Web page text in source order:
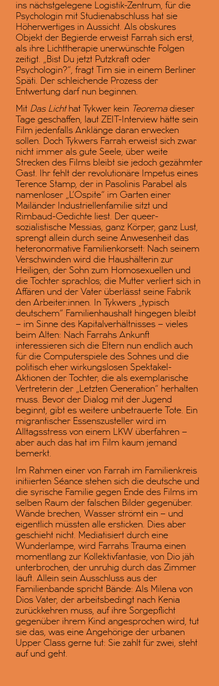
ins nächstgelegene Logistik-Zentrum, für die
Psychologin mit Studienabschluss hat sie
Höherwertiges in Aussicht. Als obskures
Objekt der Begierde erweist Farrah sich erst,
als ihre Lichttherapie unerwünschte Folgen
zeitigt. „Bist Du jetzt Putzkraft oder
Psychologin?“, fragt Tim sie in einem Berliner
Späti. Der schleichende Prozess der
Entwertung darf nun beginnen.
Mit Das Lichthat Tykwer kein Teoremadieser
Tage geschaffen, laut ZEIT-Interview hätte sein
Film jedenfalls Anklänge daran erwecken
sollen. Doch Tykwers Farrah erweist sich zwar
nicht immer als gute Seele, über weite
Strecken des Films bleibt sie jedoch gezähmter
Gast. Ihr fehlt der revolutionäre Impetus eines
Terence Stamp, der in Pasolinis Parabel als
namenloser „L’Ospite“ im Garten einer
Mailänder Industriellenfamilie sitzt und
Rimbaud-Gedichte liest. Der queer-
sozialistische Messias, ganz Körper, ganz Lust,
sprengt allein durch seine Anwesenheit das
heteronormative Familienkorsett: Nach seinem
Verschwinden wird die Haushälterin zur
Heiligen, der Sohn zum Homosexuellen und
die Tochter sprachlos; die Mutter verliert sich in
Affären und der Vater überlässt seine Fabrik
den Arbeiter:innen. In Tykwers „typisch
deutschem“ Familienhaushalt hingegen bleibt
– im Sinne des Kapitalverhältnisses – vieles
beim Alten: Nach Farrahs Ankunft
interessieren sich die Eltern nun endlich auch
für die Computerspiele des Sohnes und die
politisch eher wirkungslosen Spektakel-
Aktionen der Tochter, die als exemplarische
Vertreterin der „Letzten Generation“ herhalten
muss. Bevor der Dialog mit der Jugend
beginnt, gibt es weitere unbetrauerte Tote. Ein
migrantischer Essenszusteller wird im
Alltagsstress von einem LKW überfahren –
aber auch das hat im Film kaum jemand
bemerkt.
Im Rahmen einer von Farrah im Familienkreis
initiierten Séance stehen sich die deutsche und
die syrische Familie gegen Ende des Films im
selben Raum der falschen Bilder gegenüber.
Wände brechen, Wasser strömt ein – und
eigentlich müssten alle ersticken. Dies aber
geschieht nicht. Mediatisiert durch eine
Wunderlampe, wird Farrahs Trauma einen
momentlang zur Kollektivfantasie, von Dio jäh
unterbrochen, der unruhig durch das Zimmer
läuft. Allein sein Ausschluss aus der
Familienbande spricht Bände: Als Milena von
Dios Vater, der arbeitsbedingt nach Kenia
zurückkehren muss, auf ihre Sorgepflicht
gegenüber ihrem Kind angesprochen wird, tut
sie das, was eine Angehörige der urbanen
Upper Class gerne tut: Sie zahlt für zwei, steht
auf und geht.